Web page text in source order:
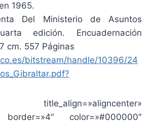
1965.
Del Ministerio de Asuntos
edición. Encuadernación
cm. 557 Páginas
bitstream/handle/10396/24
title_align=»aligncenter»
border=»4″ color=»#000000″